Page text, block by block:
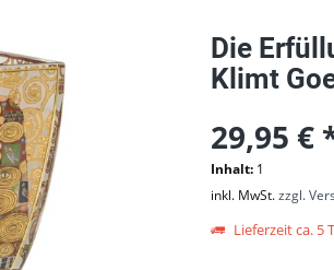
Die
Klimt
29,95 €
Inhalt: 1
inkl. MwSt.zzgl.
Lieferzeit ca. 5